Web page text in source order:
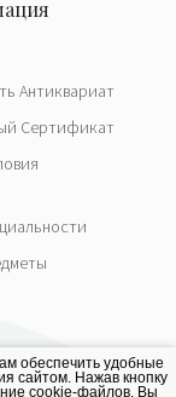
Антиквариат
Сертификат
обеспечить удобные
сайтом. Нажав кнопку
cookie-файлов. Вы